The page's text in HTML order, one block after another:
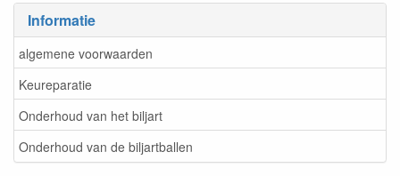
Informatie
algemene voorwaarden
Keureparatie
Onderhoud van het biljart
Onderhoud van de biljartballen